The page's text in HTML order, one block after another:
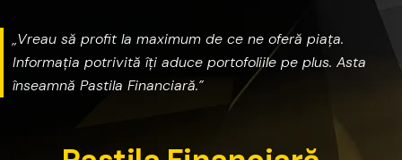
„Vreau să profit la maximum de ce ne oferă piața.
Informația potrivită îți aduce portofoliile pe plus. Asta
înseamnă Pastila Financiară.”